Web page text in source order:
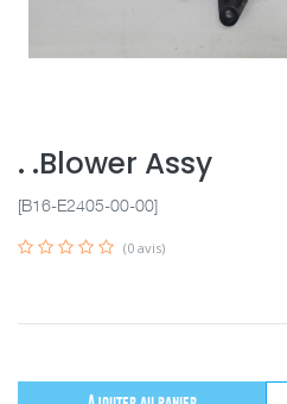
. .Blower Assy
[B16-E2405-00-00]
(0 avis)